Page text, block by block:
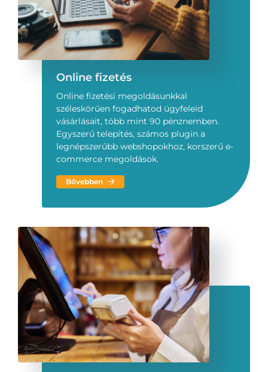
Online fizetés
Online fizetési megoldásunkkal
széleskörűen fogadhatod ügyfeleid
vásárlásait, több mint 90 pénznemben.
Egyszerű telepítés, számos plugin a
legnépszerűbb webshopokhoz, korszerű e-
commerce megoldások.
Bővebben